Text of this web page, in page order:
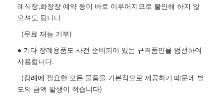
례식장,화장장 예약 등이 바로 이루어지므로 불안해 하지 않
으셔도 됩니다
(무료 재능 기부)
● 기타 장례용품도 사전 준비되어 있는 규격품만을 엄선하여
사용합니다.
(장례에 필요한 모든 물품을 기본적으로 제공하기 때문에 별
도의 금액 발생이 적습니다)